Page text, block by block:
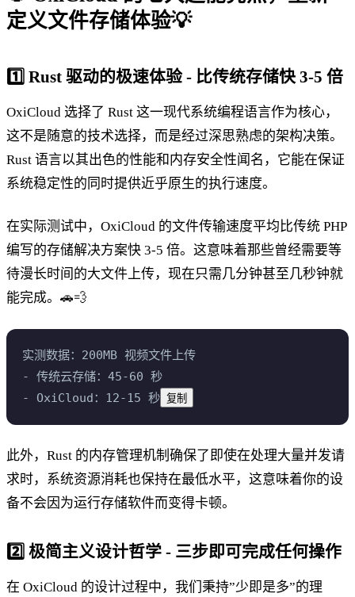
定义文件存储体验💡
1️⃣ Rust 驱动的极速体验 - 比传统存储快 3-5 倍
OxiCloud 选择了 Rust 这一现代系统编程语言作为核心，
这不是随意的技术选择，而是经过深思熟虑的架构决策。
Rust 语言以其出色的性能和内存安全性闻名，它能在保证
系统稳定性的同时提供近乎原生的执行速度。
在实际测试中，OxiCloud 的文件传输速度平均比传统 PHP
编写的存储解决方案快 3-5 倍。这意味着那些曾经需要等
待漫长时间的大文件上传，现在只需几分钟甚至几秒钟就
能完成。🚗💨
实测数据：200MB 视频文件上传
- 传统云存储：45-60 秒
- OxiCloud：12-15 秒 复制
此外，Rust 的内存管理机制确保了即使在处理大量并发请
求时，系统资源消耗也保持在最低水平，这意味着你的设
备不会因为运行存储软件而变得卡顿。
2️⃣ 极简主义设计哲学 - 三步即可完成任何操作
在 OxiCloud 的设计过程中，我们秉持”少即是多”的理